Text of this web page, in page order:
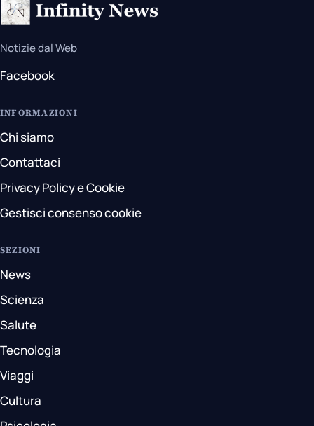
Notizie dal Web
Facebook
INFORMAZIONI
Chi siamo
Contattaci
Privacy Policy e Cookie
Gestisci consenso cookie
SEZIONI
News
Scienza
Salute
Tecnologia
Viaggi
Cultura